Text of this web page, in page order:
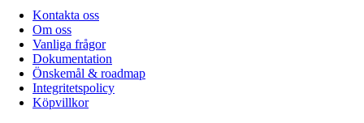
Kontakta oss
Om oss
Vanliga frågor
Dokumentation
Önskemål & roadmap
Integritetspolicy
Köpvillkor